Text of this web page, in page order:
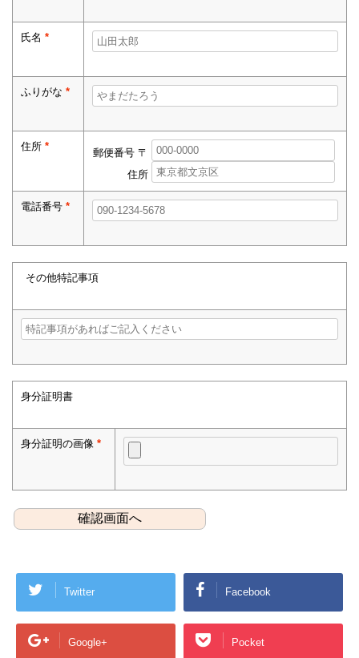
氏名 *
ふりがな *
住所 *
郵便番号 〒
住所
電話番号 *
その他特記事項
身分証明書
身分証明の画像 *
Twitter Facebook
Google+ Pocket